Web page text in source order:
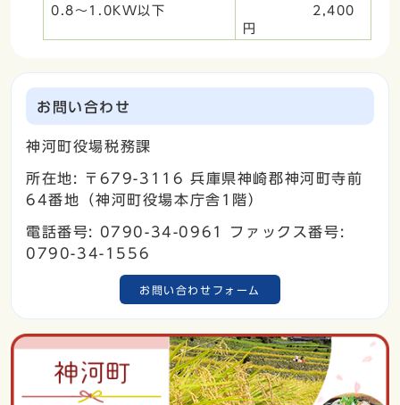
0.8～1.0KW以下
2,400
円
お問い合わせ
神河町役場税務課
所在地: 〒679-3116 兵庫県神崎郡神河町寺前
64番地（神河町役場本庁舎1階）
電話番号: 0790-34-0961 ファックス番号:
0790-34-1556
お問い合わせフォーム